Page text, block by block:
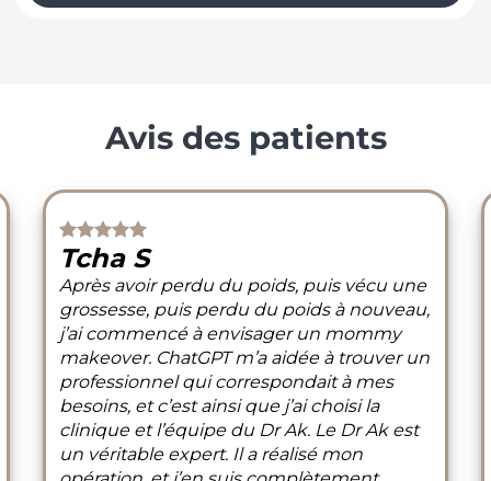
Avis des patients
Tcha S
Après avoir perdu du poids, puis vécu une
grossesse, puis perdu du poids à nouveau,
j’ai commencé à envisager un mommy
makeover. ChatGPT m’a aidée à trouver un
professionnel qui correspondait à mes
besoins, et c’est ainsi que j’ai choisi la
clinique et l’équipe du Dr Ak. Le Dr Ak est
un véritable expert. Il a réalisé mon